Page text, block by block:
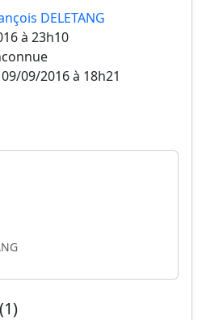
DELETANG
à 23h10
09/09/2016 à 18h21